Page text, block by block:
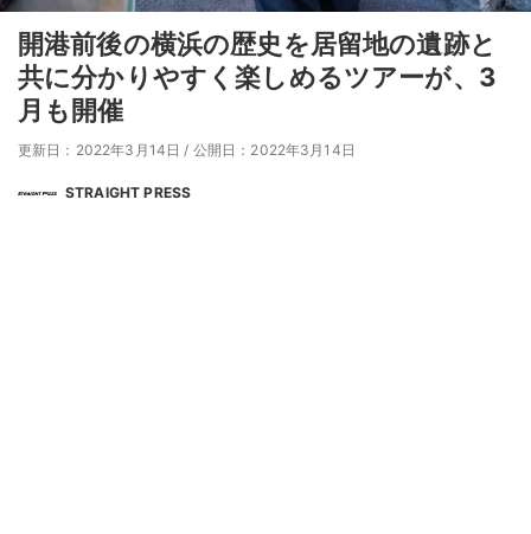
開港前後の横浜の歴史を居留地の遺跡と
共に分かりやすく楽しめるツアーが、3
月も開催
更新日：2022年3月14日 / 公開日：2022年3月14日
STRAIGHT PRESS